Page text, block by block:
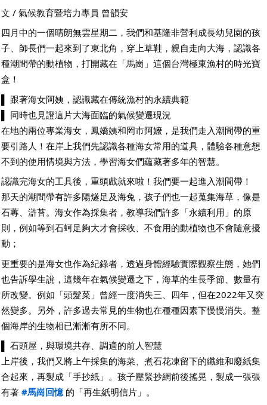
文 / 氣候教育暨培力專員 曾韻安
四月中的一個晴朗無雲星期二，我們和基隆非營利成長幼兒園的孩
子、師長們一起來到了東北角，穿上草鞋，親自走向大海，認識各
種潮間帶的動植物，打開藏在「馬崗」這個台灣極東漁村的時光寶
盒！
▌ 跟著海女阿姨，認識藏在傳統漁村的永續典範
▌ 同時也見證這片大海面臨的氣候變遷現況
在地的兩位專業海女，鳳嬌姨和罔市阿嬤，是我們走入潮間帶的重
要引路人！在岸上我們先認識各種海女常用的道具，體驗各種意想
不到的使用情境與方法，學習海女們蘊藏著多年的智慧。
認識完海女的工具後，重頭戲就來啦！我們要一起進入潮間帶！
那天的潮間帶有許多陽燧足及海兔，孩子們也一起蒐集海草，像是
石蓴、滸苔。海女作為採集者，教導我們許多「永續利用」的原
則，例如等到石蚵足夠大才會採收、不食用的動植物也不會隨意擾
動；
更重要的是海女也作為紀錄者，透過身體經驗實際觀察生態，她們
也告訴學生說，這幾年在氣候變遷之下，海草的生長季節、數量有
所改變。例如「頭髮菜」曾經一度消失三、四年，但在2022年又突
然變多。另外，許多過去常見的生物也在種種因素下慢慢消失。整
個海岸的生物相已漸漸有所不同。
▌ 石頭屋，與環境共存、調適的前人智慧
上岸後，我們又將上午採集的海菜、煮石花凍留下的纖維和廢紙集
合起來，再製成「手抄紙」。孩子壓緊抄網前後搖晃，製成一張張
有著 #馬崗回憶的「再生紙明信片」。